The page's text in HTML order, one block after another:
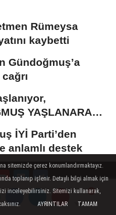
Yorumlar
Yorumlar
Rümeysa
kaybetti
Gündoğmuş’a
YAŞLANARAK
İYİ Parti’den
anlamlı destek
sitemizde çerez konumlandırmaktayız.
toplanıp işlenir. Detaylı bilgi almak için
inceleyebilirsiniz. Sitemizi kullanarak,
AYRINTILAR TAMAM